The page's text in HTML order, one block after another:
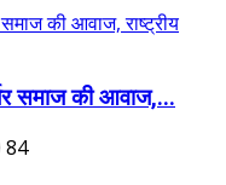
समाज की आवाज,...
84